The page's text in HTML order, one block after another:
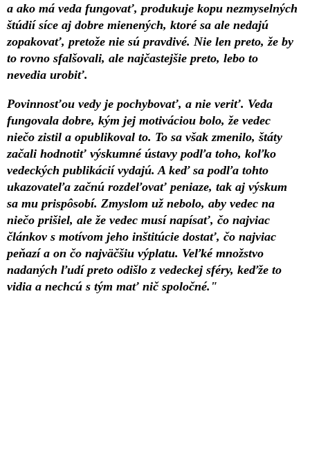
a ako má veda fungovať, produkuje kopu nezmyselných
štúdií síce aj dobre mienených, ktoré sa ale nedajú
zopakovať, pretože nie sú pravdivé. Nie len preto, že by
to rovno sfalšovali, ale najčastejšie preto, lebo to
nevedia urobiť.
Povinnosťou vedy je pochybovať, a nie veriť. Veda
fungovala dobre, kým jej motiváciou bolo, že vedec
niečo zistil a opublikoval to. To sa však zmenilo, štáty
začali hodnotiť výskumné ústavy podľa toho, koľko
vedeckých publikácií vydajú. A keď sa podľa tohto
ukazovateľa začnú rozdeľovať peniaze, tak aj výskum
sa mu prispôsobí. Zmyslom už nebolo, aby vedec na
niečo prišiel, ale že vedec musí napísať, čo najviac
článkov s motívom jeho inštitúcie dostať, čo najviac
peňazí a on čo najväčšiu výplatu. Veľké množstvo
nadaných ľudí preto odišlo z vedeckej sféry, keďže to
vidia a nechcú s tým mať nič spoločné."